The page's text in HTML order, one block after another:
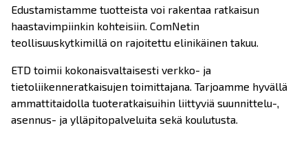
Edustamistamme tuotteista voi rakentaa ratkaisun
haastavimpiinkin kohteisiin. ComNetin
teollisuuskytkimillä on rajoitettu elinikäinen takuu.
ETD toimii kokonaisvaltaisesti verkko- ja
tietoliikenneratkaisujen toimittajana. Tarjoamme hyvällä
ammattitaidolla tuoteratkaisuihin liittyviä suunnittelu-,
asennus- ja ylläpitopalveluita sekä koulutusta.